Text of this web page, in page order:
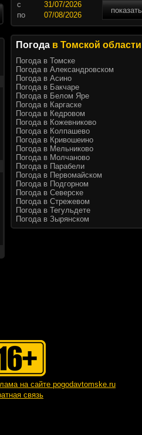
c
показать
по
Погода в Томской области
Погода в Томске
Погода в Александровском
Погода в Асино
Погода в Бакчаре
Погода в Белом Яре
Погода в Каргаске
Погода в Кедровом
Погода в Кожевниково
Погода в Колпашево
Погода в Кривошеино
Погода в Мельниково
Погода в Молчаново
Погода в Парабели
Погода в Первомайском
Погода в Подгорном
Погода в Северске
Погода в Стрежевом
Погода в Тегульдете
Погода в Зырянском
на сайте pogodavtomske.ru
связь